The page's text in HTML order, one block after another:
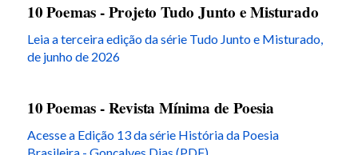
10 Poemas - Projeto Tudo Junto e Misturado
Leia a terceira edição da série Tudo Junto e Misturado,
de junho de 2026
10 Poemas - Revista Mínima de Poesia
Acesse a Edição 13 da série História da Poesia